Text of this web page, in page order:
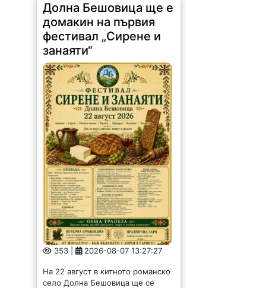
Долна Бешовица ще е
домакин на първия
фестивал „Сирене и
занаяти“
353 | 2026-08-07 13:27:27
На 22 август в китното романско
село Долна Бешовица ще се